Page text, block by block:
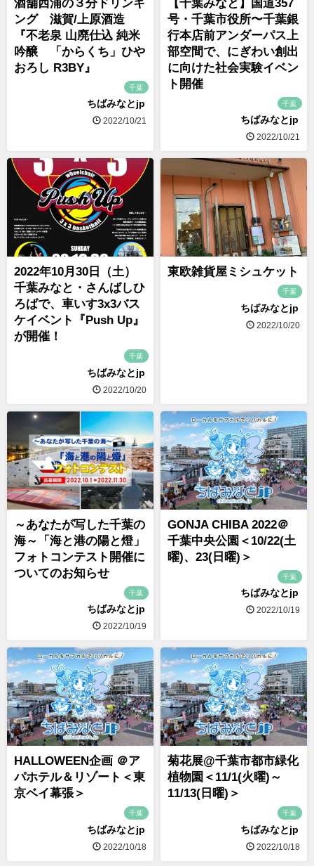
酒舗西浦の３分ドリンキ
ング 滋賀/上原酒造
『不老泉 山廃仕込 純米
吟醸 「からくち」ひや
おろし R3BY』
千葉
ちばみなとjp
2022/10/21
【千葉みなと】国道357
号・千葉市役所〜千葉銀
行本店前アンダーパス上
部空間で、にぎわい創出
に向けた社会実験イベン
ト開催
千葉
ちばみなとjp
2022/10/21
2022年10月30日（土）
千葉みなと・さんばしひ
ろばで、車いす3x3バス
ケイベント『Push Up』
が開催！
千葉
ちばみなとjp
2022/10/20
東欧雑貨屋ミシュケット
千葉
ちばみなとjp
2022/10/20
～あなたが写した千葉の
海～「海と港の陽と燈」
フォトコンテスト開催に
ついてのお知らせ
千葉
ちばみなとjp
2022/10/19
GONJA CHIBA 2022＠
千葉中央公園＜10/22(土
曜)、23(日曜)＞
千葉
ちばみなとjp
2022/10/19
HALLOWEEN企画 ＠ア
パホテル＆リゾート＜東
京ベイ幕張＞
千葉
ちばみなとjp
2022/10/18
菊花展@千葉市都市緑化
植物園＜11/1(火曜)～
11/13(日曜)＞
千葉
ちばみなとjp
2022/10/18